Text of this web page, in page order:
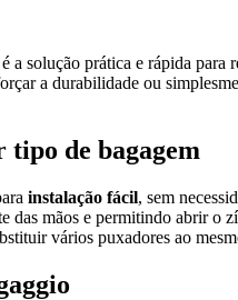
é a solução prática e rápida para
a durabilidade ou
de bagagem
instalação fácil, sem
das mãos e permitindo abrir o
vários puxadores ao